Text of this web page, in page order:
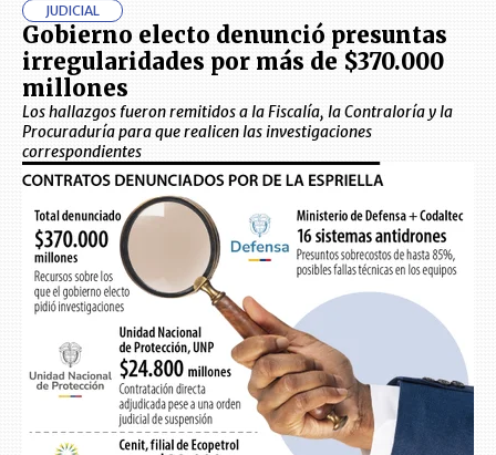
JUDICIAL
Gobierno electo denunció presuntas
irregularidades por más de $370.000
millones
Los hallazgos fueron remitidos a la Fiscalía, la Contraloría y la
Procuraduría para que realicen las investigaciones
correspondientes